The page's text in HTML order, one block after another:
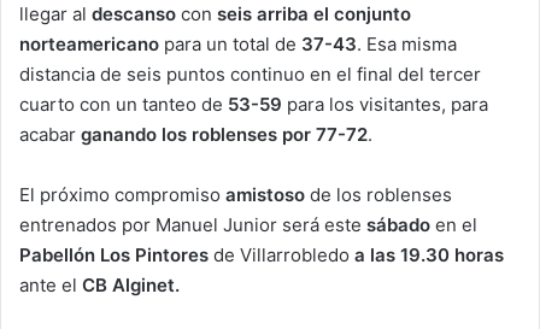
llegar al descanso con seis arriba el conjunto
norteamericano para un total de 37-43. Esa misma
distancia de seis puntos continuo en el final del tercer
cuarto con un tanteo de 53-59 para los visitantes, para
acabar ganando los roblenses por 77-72.
El próximo compromiso amistoso de los roblenses
entrenados por Manuel Junior será este sábado en el
Pabellón Los Pintores de Villarrobledo a las 19.30 horas
ante el CB Alginet.